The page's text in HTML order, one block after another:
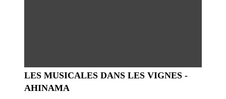
LES MUSICALES DANS LES VIGNES -
AHINAMA